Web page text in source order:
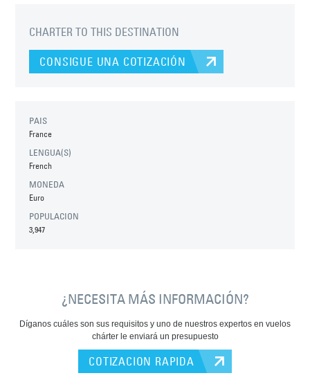
CHARTER TO THIS DESTINATION
CONSIGUE UNA COTIZACIÓN
PAIS
France
LENGUA(S)
French
MONEDA
Euro
POPULACION
3,947
¿NECESITA MÁS INFORMACIÓN?
Díganos cuáles son sus requisitos y uno de nuestros expertos en vuelos
chárter le enviará un presupuesto
COTIZACION RAPIDA